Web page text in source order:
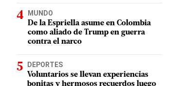
MUNDO
De la Espriella asume en Colombia
como aliado de Trump en guerra
contra el narco
DEPORTES
Voluntarios se llevan experiencias
bonitas y hermosos recuerdos luego